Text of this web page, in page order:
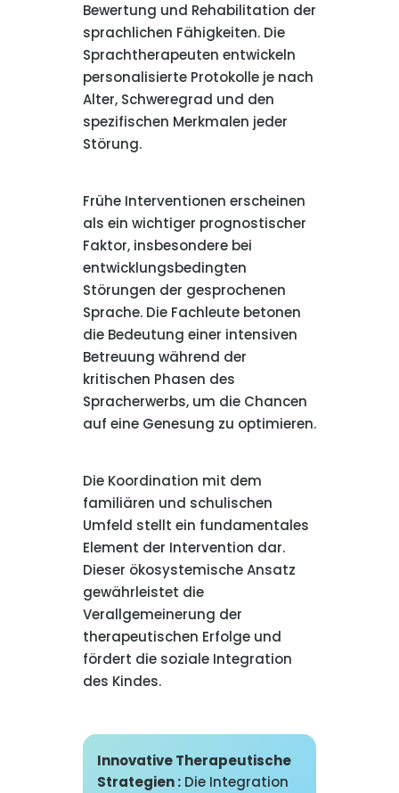
Bewertung und Rehabilitation der
sprachlichen Fähigkeiten. Die
Sprachtherapeuten entwickeln
personalisierte Protokolle je nach
Alter, Schweregrad und den
spezifischen Merkmalen jeder
Störung.
Frühe Interventionen erscheinen
als ein wichtiger prognostischer
Faktor, insbesondere bei
entwicklungsbedingten
Störungen der gesprochenen
Sprache. Die Fachleute betonen
die Bedeutung einer intensiven
Betreuung während der
kritischen Phasen des
Spracherwerbs, um die Chancen
auf eine Genesung zu optimieren.
Die Koordination mit dem
familiären und schulischen
Umfeld stellt ein fundamentales
Element der Intervention dar.
Dieser ökosystemische Ansatz
gewährleistet die
Verallgemeinerung der
therapeutischen Erfolge und
fördert die soziale Integration
des Kindes.
Innovative Therapeutische
Strategien :Die Integration